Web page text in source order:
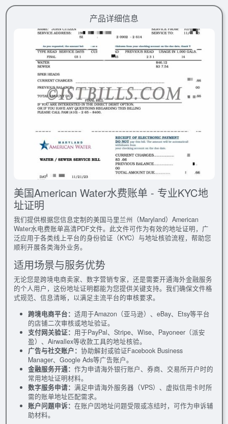
产品详细信息
美国American Water水费账单 - 专业KYC地
址证明
我们提供根据您信息定制的美国马里兰州（Maryland）American
Water水电费账单高清PDF文件。此文件可作为有效的地址证明，广
泛应用于各类线上平台的身份验证（KYC）与地址核验流程，帮助您
顺利开展各类海外业务。
适用场景与服务优势
无论您是跨境电商卖家、数字营销专家，还是需要开通海外金融服务
的个人用户，这份地址证明都能为您提供关键支持。我们确保文件格
式规范、信息清晰，以满足主流平台的审核要求。
跨境电商平台： 适用于Amazon（亚马逊）、eBay、Etsy等平台
的店铺二次审核或地址验证。
支付网关验证： 用于PayPal、Stripe、Wise、Payoneer（派安
盈）、Airwallex等收款工具的地址核验。
广告与社交账户： 协助解封或验证Facebook Business
Manager、Google Ads等广告账户。
金融服务开通： 作为申请海外银行账户、券商、交易所开户时的
常用地址证明材料。
数字服务申请： 满足申请海外服务器（VPS）、虚拟信用卡时所
需的账单地址匹配需求。
账户问题申诉： 在账户因地址问题受限或冻结时，可作为申诉辅
助材料。